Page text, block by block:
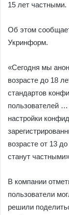
15 лет частными.
Об этом
Укринформ.
«Сегодня мы
возрасте до 18
стандартов
пользователей
настройки
возрасте от 13
станут
В компании
пользователи
решили